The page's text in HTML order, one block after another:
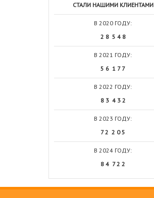
СТАЛИ НАШИМИ КЛИЕНТАМИ
В 2020 ГОДУ:
2 8 5 4 8
В 2021 ГОДУ:
5 6 1 7 7
В 2022 ГОДУ:
8 3 4 3 2
В 2023 ГОДУ:
7 2 2 0 5
В 2024 ГОДУ:
8 4 7 2 2